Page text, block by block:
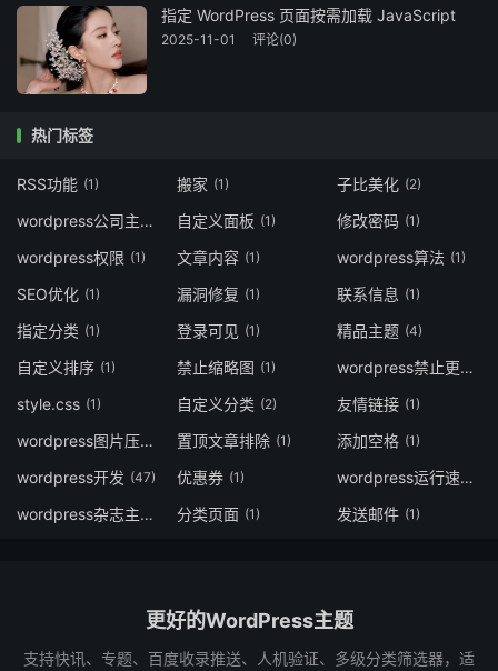
指定 WordPress 页面按需加载 JavaScript
2025-11-01 评论(0)
热门标签
RSS功能 (1) 搬家 (1) 子比美化 (2)
wordpress公司主题 自定义面板 (1) 修改密码 (1)
wordpress权限 (1) 文章内容 (1) wordpress算法 (1)
SEO优化 (1) 漏洞修复 (1) 联系信息 (1)
指定分类 (1) 登录可见 (1) 精品主题 (4)
自定义排序 (1) 禁止缩略图 (1) wordpress禁止更新
style.css (1) 自定义分类 (2) 友情链接 (1)
wordpress图片压缩 置顶文章排除 (1) 添加空格 (1)
wordpress开发 (47) 优惠券 (1) wordpress运行速度
wordpress杂志主题 (2)分类页面 (1) 发送邮件 (1)
更好的WordPress主题
支持快讯、专题、百度收录推送、人机验证、多级分类筛选器，适